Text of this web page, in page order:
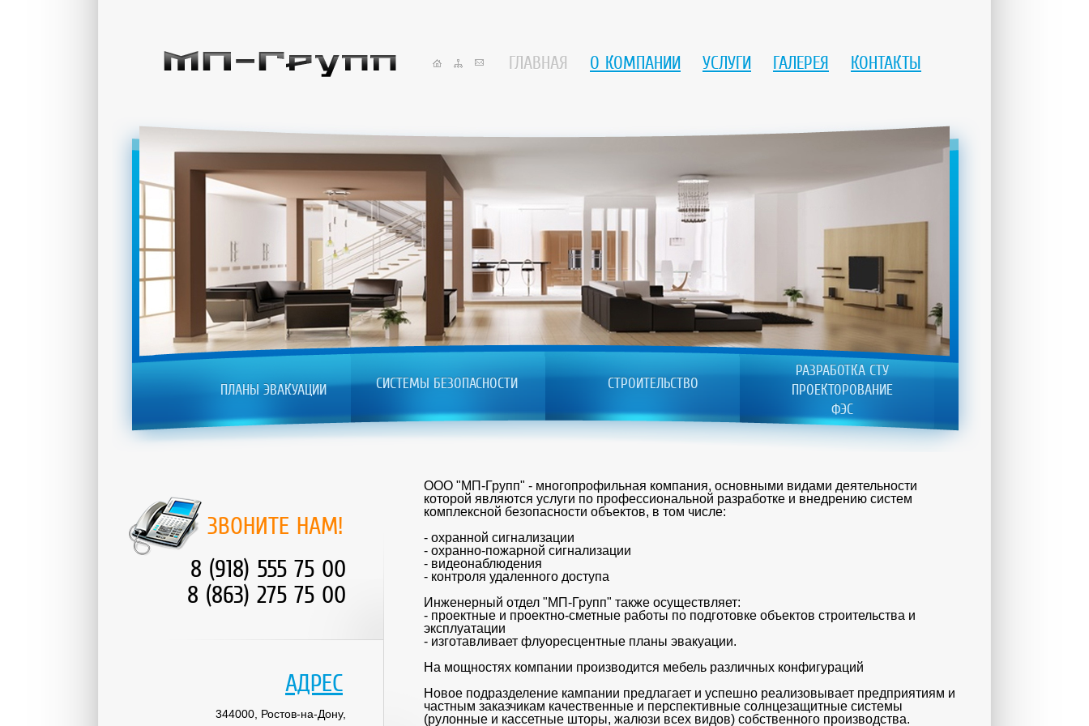
ГЛАВНАЯ О КОМПАНИИ УСЛУГИ ГАЛЕРЕЯ КОНТАКТЫ
ПЛАНЫ ЭВАКУАЦИИ СИСТЕМЫ БЕЗОПАСНОСТИ СТРОИТЕЛЬСТВО
РАЗРАБОТКА СТУ
ПРОЕКТОРОВАНИЕ
ФЭС
ЗВОНИТЕ НАМ!
8 (918) 555 75 00
8 (863) 275 75 00
АДРЕС
344000, Ростов-на-Дону,
ООО "МП-Групп" - многопрофильная компания, основными видами деятельности
которой являются услуги по профессиональной разработке и внедрению систем
комплексной безопасности объектов, в том числе:
- охранной сигнализации
- охранно-пожарной сигнализации
- видеонаблюдения
- контроля удаленного доступа
Инженерный отдел "МП-Групп" также осуществляет:
- проектные и проектно-сметные работы по подготовке объектов строительства и
эксплуатации
- изготавливает флуоресцентные планы эвакуации.
На мощностях компании производится мебель различных конфигураций
Новое подразделение кампании предлагает и успешно реализовывает предприятиям и
частным заказчикам качественные и перспективные солнцезащитные системы
(рулонные и кассетные шторы, жалюзи всех видов) собственного производства.